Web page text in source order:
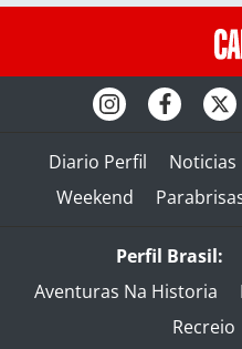
Diario Perfil Noticias
Weekend
Perfil Brasil:
Aventuras Na Historia
Recreio